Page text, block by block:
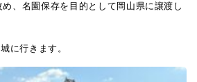
、名園保存を目的として岡山県に譲渡し
に行きます。